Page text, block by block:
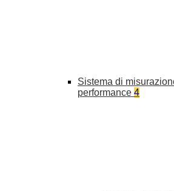
Sistema di
performance 4